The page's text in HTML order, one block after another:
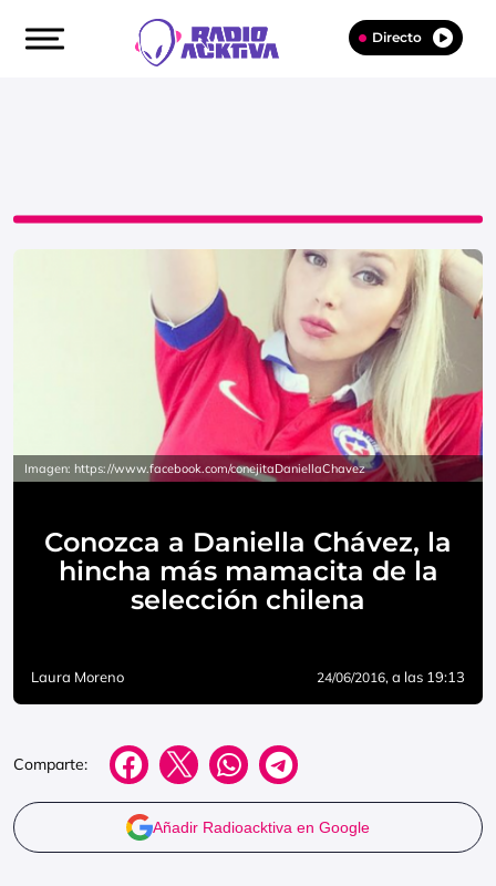
Directo
Imagen: https://www.facebook.com/conejitaDaniellaChavez
Conozca a Daniella Chávez, la
hincha más mamacita de la
selección chilena
Laura Moreno 24/06/2016, a las 19:13
Comparte:
Añadir Radioacktiva en Google